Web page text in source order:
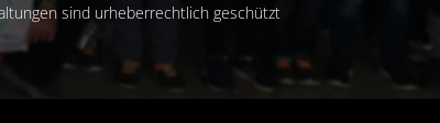
sind urheberrechtlich geschützt